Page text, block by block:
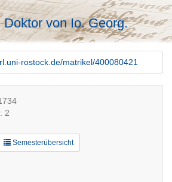
von Io. Georg.
rostock.de/matrikel/400080421
2
Semesterübersicht